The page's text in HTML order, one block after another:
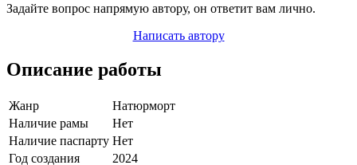
Задайте вопрос напрямую автору, он ответит вам лично.
Написать автору
Описание работы
Жанр
Натюрморт
Наличие рамы
Нет
Наличие паспарту Нет
Год создания
2024